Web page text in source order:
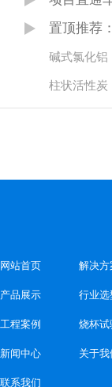
置顶推荐：
碱式氯化铝
柱状活性炭
网站首页 解决方
产品展示 行业选
工程案例 烧杯试
新闻中心 关于我
联系我们